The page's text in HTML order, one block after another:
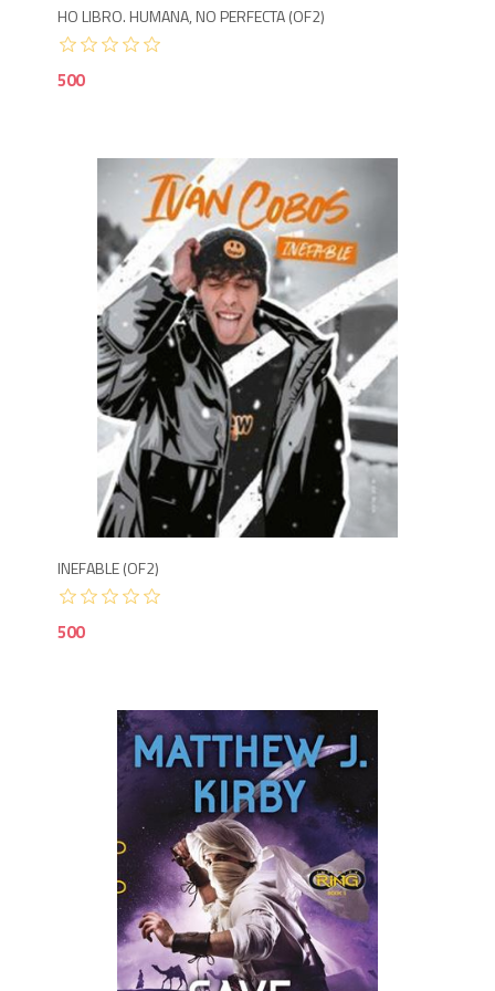
HO LIBRO. HUMANA, NO PERFECTA (OF2)
500
INEFABLE (OF2)
500